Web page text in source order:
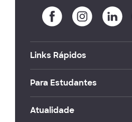
Links Rápidos
Para Estudantes
Atualidade